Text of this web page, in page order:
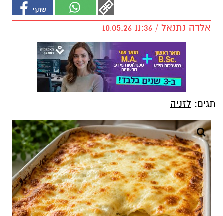
אלדה נתנאל / 11:36 10.05.26
לזניה